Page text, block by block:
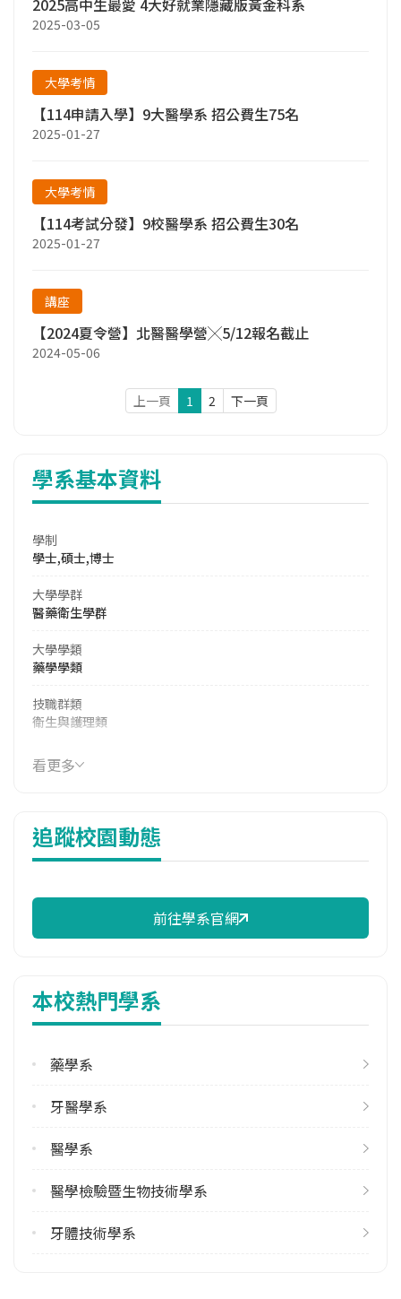
2025高中生最愛 4大好就業隱藏版黃金科系
2025-03-05
大學考情
【114申請入學】9大醫學系 招公費生75名
2025-01-27
大學考情
【114考試分發】9校醫學系 招公費生30名
2025-01-27
講座
【2024夏令營】北醫醫學營╳5/12報名截止
2024-05-06
上一頁 1 2 下一頁
學系基本資料
學制
學士,碩士,博士
大學學群
醫藥衛生學群
大學學類
藥學學類
技職群類
衛生與護理類
114年學費
39,800 元/學期
16,310 元/學期
114年註冊率
113學年度上學期
113學年度下學期
4
修輔系人數
3
113學年度下學期
113學年度上學期
看更多
追蹤校園動態
前往學系官網
本校熱門學系
藥學系
牙醫學系
醫學系
醫學檢驗暨生物技術學系
牙體技術學系